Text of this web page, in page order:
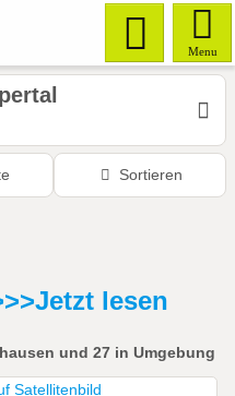
Menu
Sortieren
lesen
und 27 in Umgebung